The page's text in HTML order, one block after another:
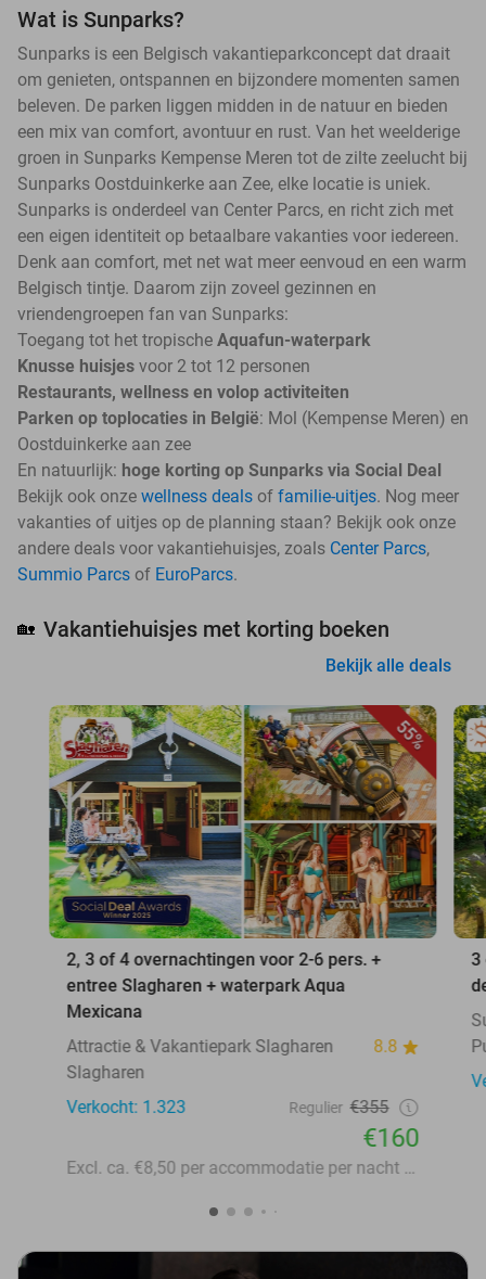
Wat is Sunparks?
Sunparks is een Belgisch vakantieparkconcept dat draait
om genieten, ontspannen en bijzondere momenten samen
beleven. De parken liggen midden in de natuur en bieden
een mix van comfort, avontuur en rust. Van het weelderige
groen in Sunparks Kempense Meren tot de zilte zeelucht bij
Sunparks Oostduinkerke aan Zee, elke locatie is uniek.
Sunparks is onderdeel van Center Parcs, en richt zich met
een eigen identiteit op betaalbare vakanties voor iedereen.
Denk aan comfort, met net wat meer eenvoud en een warm
Belgisch tintje. Daarom zijn zoveel gezinnen en
vriendengroepen fan van Sunparks:
Toegang tot het tropische Aquafun-waterpark
Knusse huisjes voor 2 tot 12 personen
Restaurants, wellness en volop activiteiten
Parken op toplocaties in België: Mol (Kempense Meren) en
Oostduinkerke aan zee
En natuurlijk: hoge korting op Sunparks via Social Deal
Bekijk ook onze wellness deals of familie-uitjes. Nog meer
vakanties of uitjes op de planning staan? Bekijk ook onze
andere deals voor vakantiehuisjes, zoals Center Parcs,
Summio Parcs of EuroParcs.
🏡 Vakantiehuisjes met korting boeken
Bekijk alle deals
55%
2, 3 of 4 overnachtingen voor 2-6 pers. +
entree Slagharen + waterpark Aqua
Mexicana
Attractie & Vakantiepark Slagharen
8.8
Slagharen
Verkocht: 1.323
Regulier €355
€160
Excl. ca. €8,50 per accommodatie per nacht aan lokale heffingen
3